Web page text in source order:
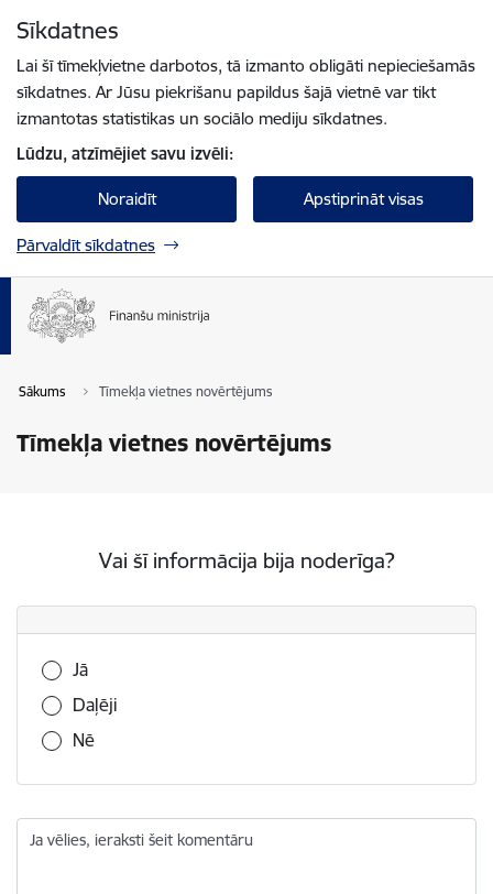
Sīkdatnes
Lai šī tīmekļvietne darbotos, tā izmanto obligāti nepieciešamās
sīkdatnes. Ar Jūsu piekrišanu papildus šajā vietnē var tikt
izmantotas statistikas un sociālo mediju sīkdatnes.
Lūdzu, atzīmējiet savu izvēli:
Noraidīt Apstiprināt visas
Pārvaldīt sīkdatnes
Sākums Tīmekļa vietnes novērtējums
Tīmekļa vietnes novērtējums
Vai šī informācija bija noderīga?
Vai šī informācija bija noderīga?
Jā
Daļēji
Nē
Ja vēlies, ieraksti šeit komentāru